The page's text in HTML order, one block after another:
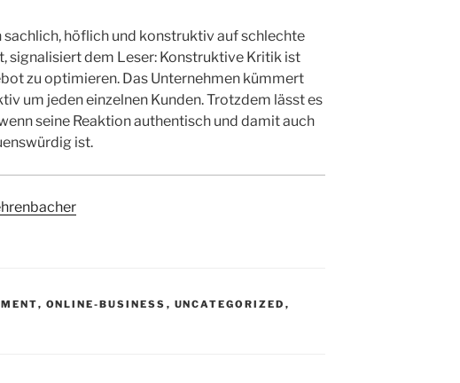
sachlich, höflich und konstruktiv auf schlechte
signalisiert dem Leser: Konstruktive Kritik ist
zu optimieren. Das Unternehmen kümmert
um jeden einzelnen Kunden. Trotzdem lässt es
seine Reaktion authentisch und damit auch
ist.
, ONLINE-BUSINESS , UNCATEGORIZED ,